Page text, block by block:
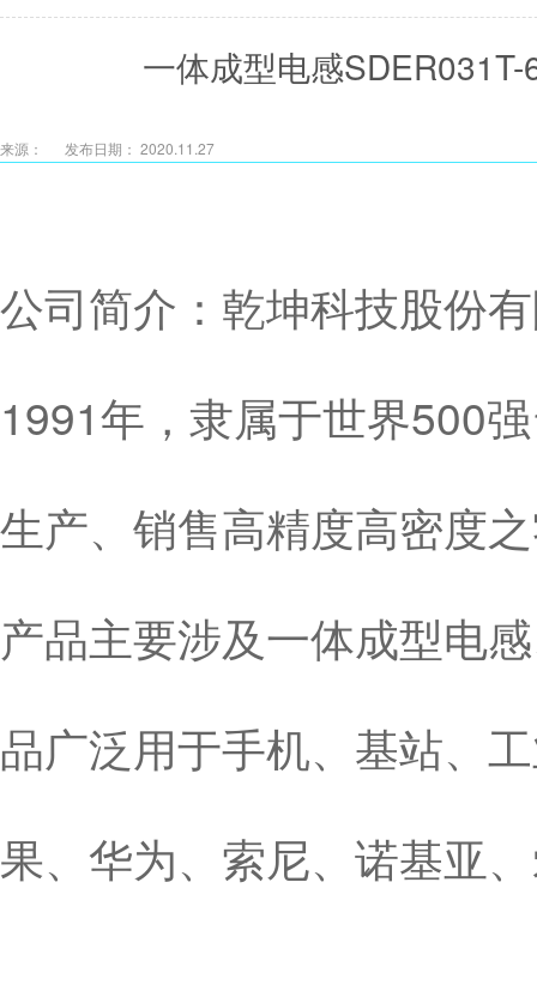
一体成型电感
来源： 发布日期： 2020.11.27
公司简介：乾坤科技股份
1991年，隶属于世界500
生产、销售高精度高密度
产品主要涉及一体成型电
品广泛用于手机、基站、
果、华为、索尼、诺基亚